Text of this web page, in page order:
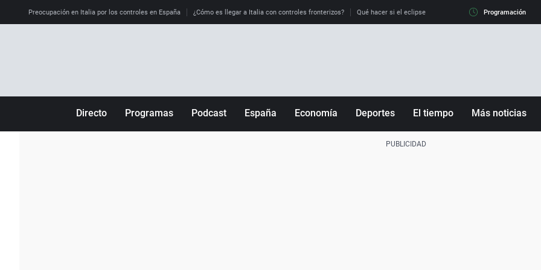
Preocupación en Italia por los controles en España ¿Cómo es llegar a Italia con controles fronterizos? Qué hacer si el eclipse me pilla conduciendo Qué tiempo
Programación
Directo Programas Podcast España Economía Deportes El tiempo Más noticias